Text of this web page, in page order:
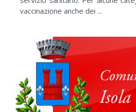
vaccinazione anche dei ...